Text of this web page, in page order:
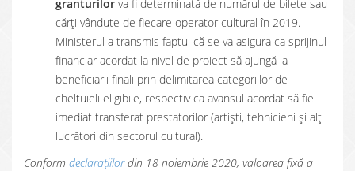
granturilor va fi determinată de numărul de bilete sau
cărți vândute de fiecare operator cultural în 2019.
Ministerul a transmis faptul că se va asigura ca sprijinul
financiar acordat la nivel de proiect să ajungă la
beneficiarii finali prin delimitarea categoriilor de
cheltuieli eligibile, respectiv ca avansul acordat să fie
imediat transferat prestatorilor (artiști, tehnicieni și alți
lucrători din sectorul cultural).
Conform declarațiilordin 18 noiembrie 2020, valoarea fixă a